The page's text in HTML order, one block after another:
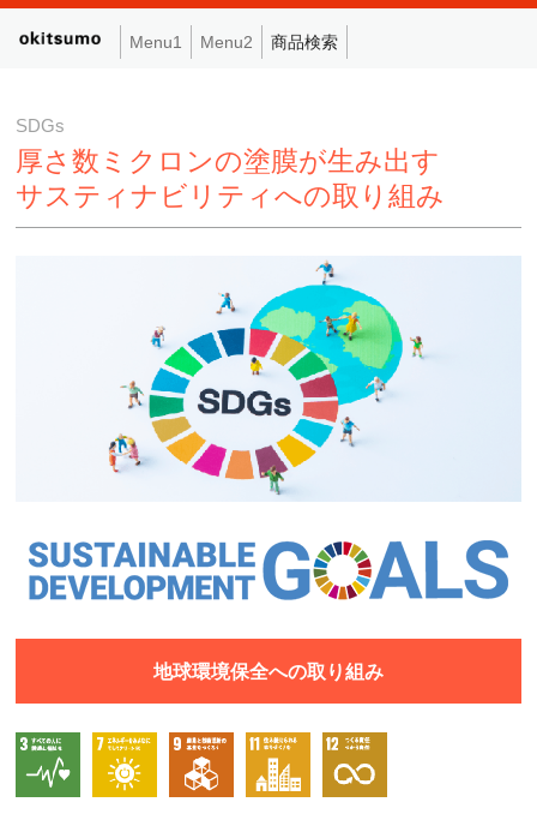
Menu1 Menu2 商品検索
SDGs
厚さ数ミクロンの塗膜が生み出す
サスティナビリティへの取り組み
地球環境保全への取り組み